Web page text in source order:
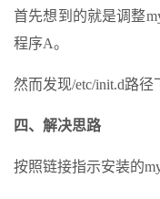
首先想到的就是调整
程序A。
然而发现/etc/init.d路径
四、解决思路
按照链接指示安装的